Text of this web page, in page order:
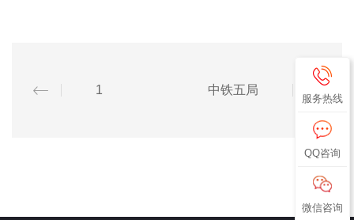
1 中铁五局
服务热线
QQ咨询
微信咨询